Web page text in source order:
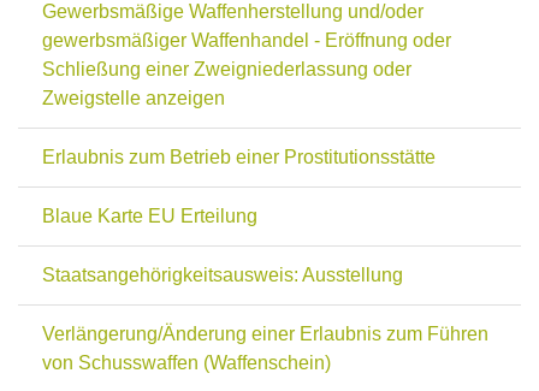
Gewerbsmäßige Waffenherstellung und/oder
gewerbsmäßiger Waffenhandel - Eröffnung oder
Schließung einer Zweigniederlassung oder
Zweigstelle anzeigen
Erlaubnis zum Betrieb einer Prostitutionsstätte
Blaue Karte EU Erteilung
Staatsangehörigkeitsausweis: Ausstellung
Verlängerung/Änderung einer Erlaubnis zum Führen
von Schusswaffen (Waffenschein)